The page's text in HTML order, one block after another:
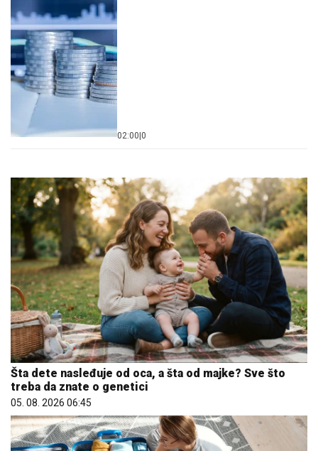
02:00 0
Šta dete nasleđuje od oca, a šta od majke? Sve što
treba da znate o genetici
05. 08. 2026 06:45